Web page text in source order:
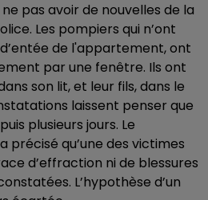
pas avoir de nouvelles de la
Les pompiers qui n’ont
de l'appartement, ont
par une fenêtre. Ils ont
son lit, et leur fils, dans le
laissent penser que
plusieurs jours. Le
précisé qu’une des victimes
d’effraction ni de blessures
L’hypothèse d’un